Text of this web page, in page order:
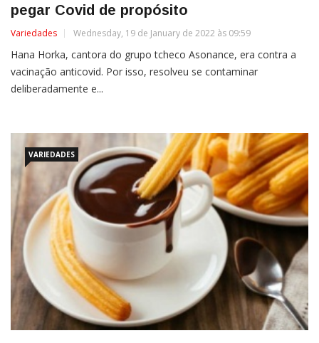
pegar Covid de propósito
Variedades Wednesday, 19 de January de 2022 às 09:59
Hana Horka, cantora do grupo tcheco Asonance, era contra a
vacinação anticovid. Por isso, resolveu se contaminar
deliberadamente e...
VARIEDADES